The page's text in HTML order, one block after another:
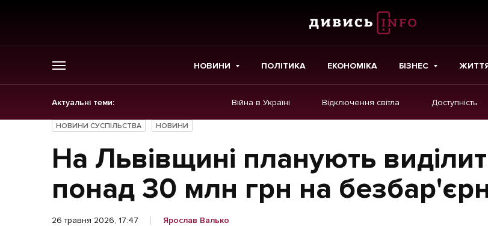
НОВИНИ ПОЛІТИКА ЕКОНОМІКА БІЗНЕС
Актуальні теми: Війна в Україні Відключення світла Доступність
ГОЛОВНЕ
Новини
Політика
Економіка
Картки
Репортаж
НОВИНИ СУСПІЛЬСТВА НОВИНИ
На Львівщині планують
понад 30 млн грн на
26 травня 2026, 17:47 Ярослав Валько